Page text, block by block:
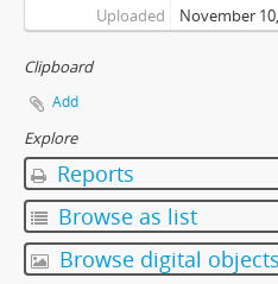
Uploaded
November
Clipboard
Add
Explore
Reports
Browse as list
Browse digital objects